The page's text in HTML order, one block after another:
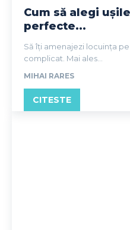
Cum să alegi
perfecte...
Să îți amenajezi locuința
complicat. Mai ales...
MIHAI RARES
CITESTE